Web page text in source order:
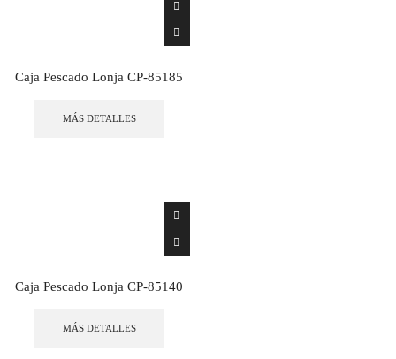
Caja Pescado Lonja CP-85185
MÁS DETALLES
Caja Pescado Lonja CP-85140
MÁS DETALLES